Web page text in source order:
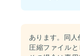
あります。同人
圧縮ファイルと